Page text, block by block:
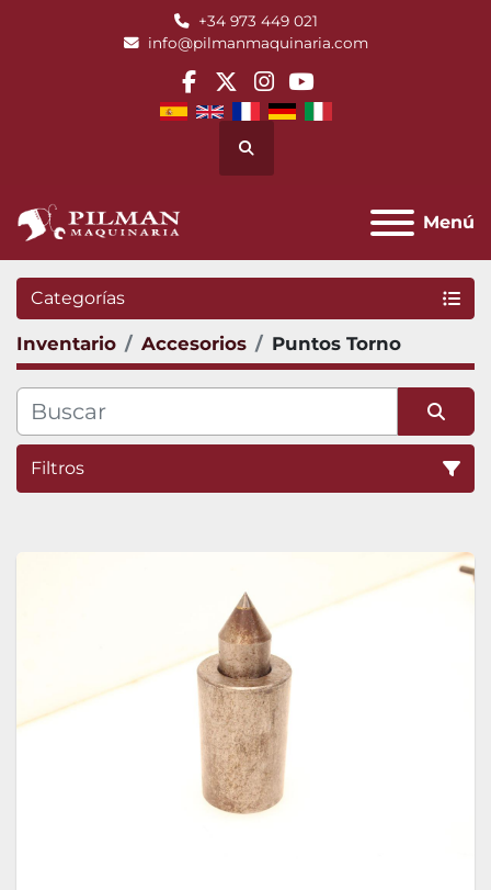
+34 973 449 021
info@pilmanmaquinaria.com
facebook
twitterinstagram
youtube
Buscar
Menú
Categorías
Inventario Accesorios Puntos Torno
Filtros